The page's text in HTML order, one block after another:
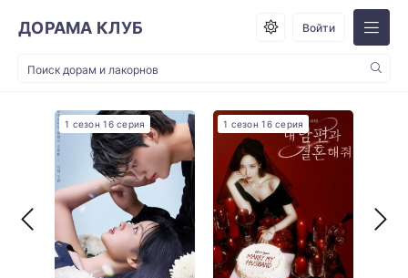
ДОРАМА КЛУБ Войти
1 сезон 16 серия 1 сезон 16 серия